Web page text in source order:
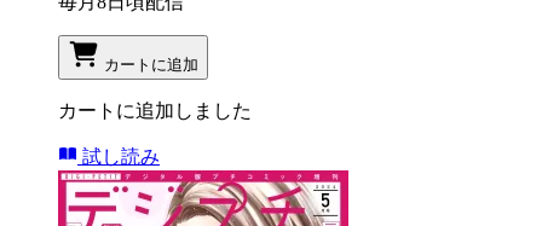
カートに追加
カートに追加しました
試し読み